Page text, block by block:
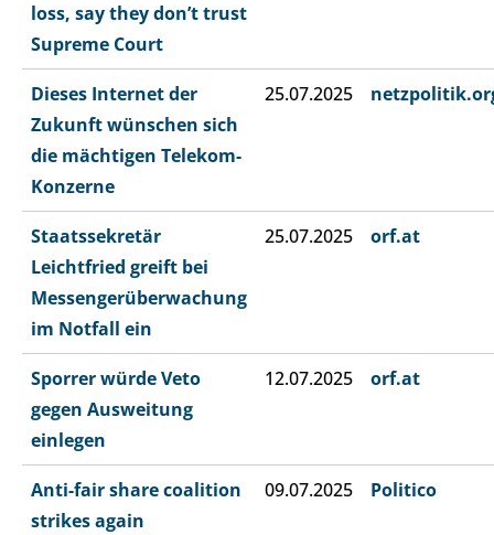
loss, say they don’t trust
Supreme Court
Dieses Internet der
Zukunft wünschen sich
die mächtigen Telekom-
Konzerne
25.07.2025
Staatssekretär
Leichtfried greift bei
Messengerüberwachung
im Notfall ein
25.07.2025 orf.at
Sporrer würde Veto
gegen Ausweitung
einlegen
12.07.2025 orf.at
Anti-fair share coalition
strikes again
09.07.2025 Politico